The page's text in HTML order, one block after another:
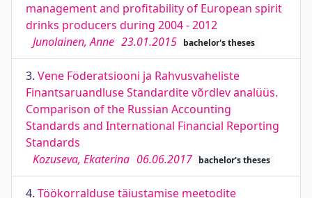
management and profitability of European spirit
drinks producers during 2004 - 2012
Junolainen, Anne 23.01.2015 bachelor's theses
3. Vene Föderatsiooni ja Rahvusvaheliste
Finantsaruandluse Standardite võrdlev analüüs.
Comparison of the Russian Accounting
Standards and International Financial Reporting
Standards
Kozuseva, Ekaterina 06.06.2017 bachelor's theses
4. Töökorralduse täiustamise meetodite